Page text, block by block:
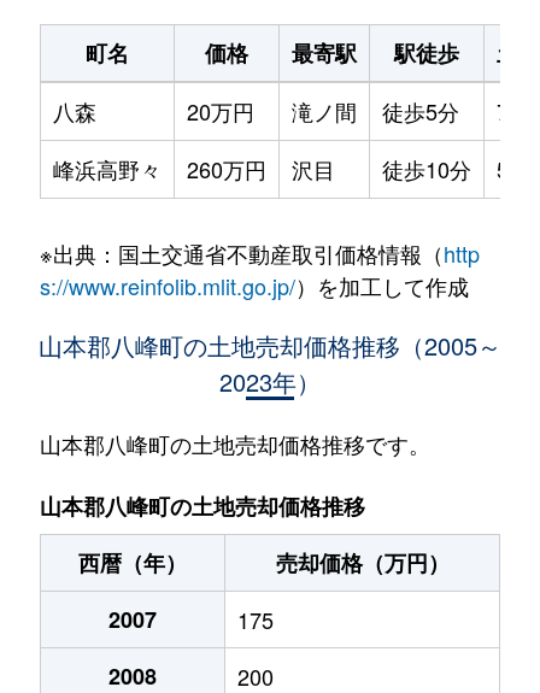
町名 価格 最寄駅 駅徒歩
土
八森
20万円 滝ノ間 徒歩5分
峰浜高野々
260万円 沢目 徒歩10分
※出典：国土交通省不動産取引価格情報（http
s://www.reinfolib.mlit.go.jp/）を加工して作成
山本郡八峰町の土地売却価格推移（2005～
2023年）
山本郡八峰町の土地売却価格推移です。
山本郡八峰町の土地売却価格推移
西暦（年）
売却価格（万円）
2007
175
2008
200